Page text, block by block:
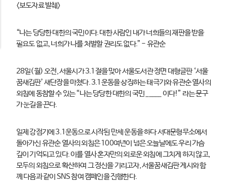
<보도자료 발췌>
“나는 당당한 대한의 국민이다.대한 사람인 내가 너희들의 재판을 받을
필요도 없고,너희가 나를 처벌할 권리도 없다.” -유관순
28일(월) 오전, 서울시가 3.1절을 맞아 서울도서관 정면 대형글판 ‘서울
꿈새김판’ 새단장을 마쳤다. 3.1운동을 상징하는 태극기와 유관순 열사의
외침에 동참할 수 있는 “나는 당당한 대한의 국민 _____ 이다!” 라는 문구
가 눈길을 끈다.
일제 강점기에 3.1운동으로 시작된 만세 운동을 하다 서대문형무소에서
돌아가신 유관순 열사의 외침은 100여년이 넘은 오늘날에도 우리 가슴
깊이 기억되고 있다. 이를 열사 혼자만의 외로운 외침에 그치게 하지 않고,
모두의 외침으로 확산하여 그 정신을 기리고자, 서울꿈새김판 게시와 함
께 다음과 같이 SNS 참여 캠페인을 진행한다.